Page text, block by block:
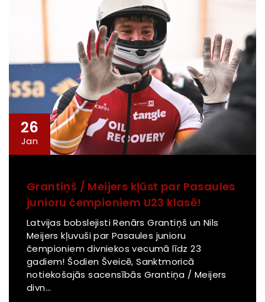
26
Jan
Grantiņš / Meijers kļūst par Pasaules
junioru čempioniem U23 klasē!
Latvijas bobslejisti Renārs Grantiņš un Nils
Meijers kļuvuši par Pasaules junioru
čempioniem divniekos vecumā līdz 23
gadiem! Šodien Šveicē, Sanktmoricā
notiekošajās sacensībās Grantiņa / Meijers
divn...